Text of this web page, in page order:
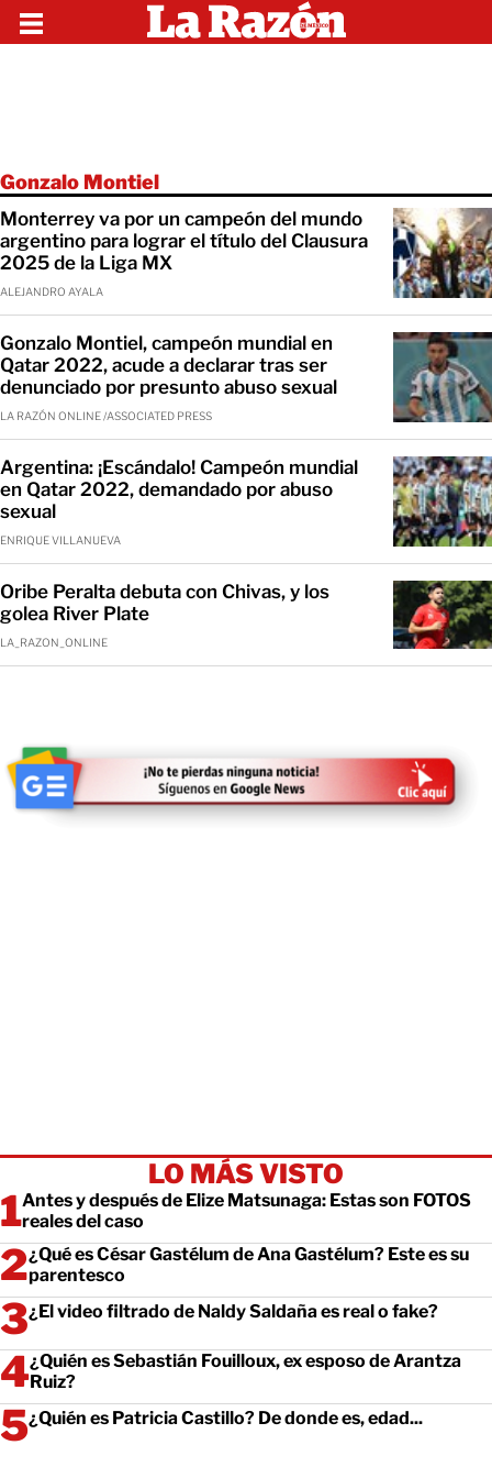
Gonzalo Montiel
Monterrey va por un campeón del mundo
argentino para lograr el título del Clausura
2025 de la Liga MX
ALEJANDRO AYALA
Gonzalo Montiel, campeón mundial en
Qatar 2022, acude a declarar tras ser
denunciado por presunto abuso sexual
LA RAZÓN ONLINE /ASSOCIATED PRESS
Argentina: ¡Escándalo! Campeón mundial
en Qatar 2022, demandado por abuso
sexual
ENRIQUE VILLANUEVA
Oribe Peralta debuta con Chivas, y los
golea River Plate
LA_RAZON_ONLINE
LO MÁS VISTO
Antes y después de Elize Matsunaga: Estas son FOTOS
reales del caso
¿Qué es César Gastélum de Ana Gastélum? Este es su
parentesco
¿El video filtrado de Naldy Saldaña es real o fake?
¿Quién es Sebastián Fouilloux, ex esposo de Arantza
Ruiz?
¿Quién es Patricia Castillo? De donde es, edad...